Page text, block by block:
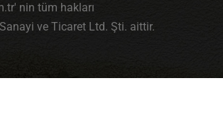
nin tüm hakları
Sanayi ve Ticaret Ltd. Şti. aittir.